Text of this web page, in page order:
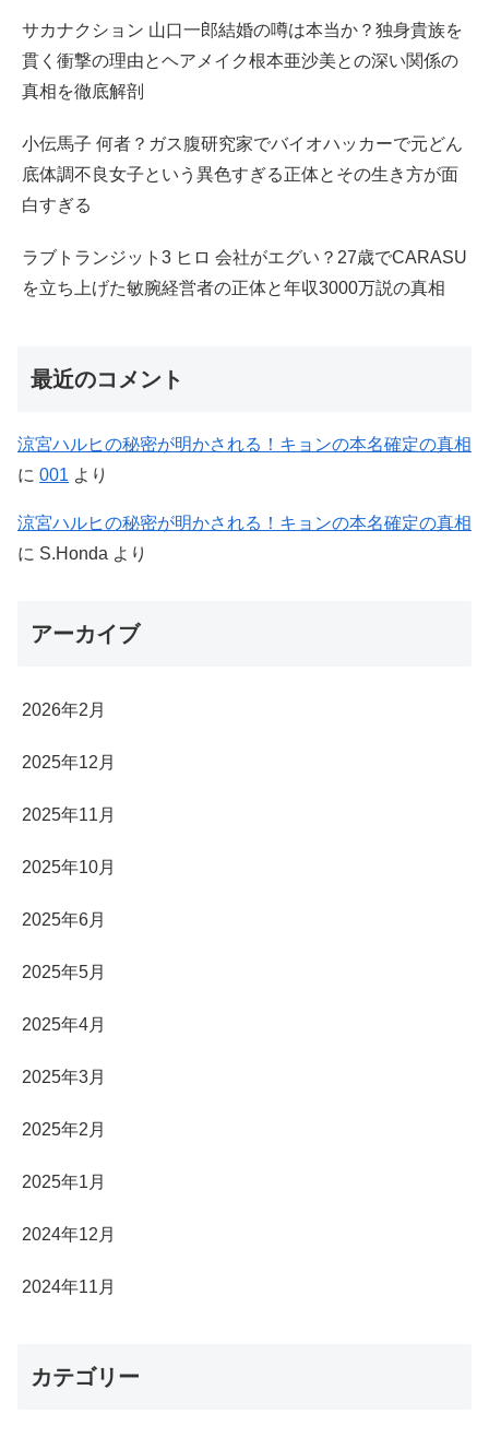
サカナクション 山口一郎結婚の噂は本当か？独身貴族を
貫く衝撃の理由とヘアメイク根本亜沙美との深い関係の
真相を徹底解剖
小伝馬子 何者？ガス腹研究家でバイオハッカーで元どん
底体調不良女子という異色すぎる正体とその生き方が面
白すぎる
ラブトランジット3 ヒロ 会社がエグい？27歳でCARASU
を立ち上げた敏腕経営者の正体と年収3000万説の真相
最近のコメント
涼宮ハルヒの秘密が明かされる！キョンの本名確定の真相
に 001 より
涼宮ハルヒの秘密が明かされる！キョンの本名確定の真相
に S.Honda より
アーカイブ
2026年2月
2025年12月
2025年11月
2025年10月
2025年6月
2025年5月
2025年4月
2025年3月
2025年2月
2025年1月
2024年12月
2024年11月
カテゴリー